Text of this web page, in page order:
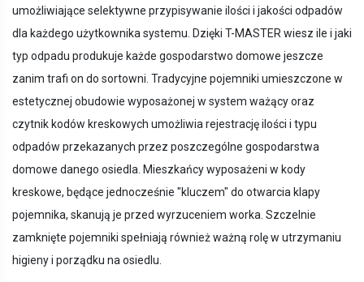
umożliwiające selektywne przypisywanie ilości i jakości odpadów
dla każdego użytkownika systemu. Dzięki T-MASTER wiesz ile i jaki
typ odpadu produkuje każde gospodarstwo domowe jeszcze
zanim trafi on do sortowni. Tradycyjne pojemniki umieszczone w
estetycznej obudowie wyposażonej w system ważący oraz
czytnik kodów kreskowych umożliwia rejestrację ilości i typu
odpadów przekazanych przez poszczególne gospodarstwa
domowe danego osiedla. Mieszkańcy wyposażeni w kody
kreskowe, będące jednocześnie "kluczem" do otwarcia klapy
pojemnika, skanują je przed wyrzuceniem worka. Szczelnie
zamknięte pojemniki spełniają również ważną rolę w utrzymaniu
higieny i porządku na osiedlu.